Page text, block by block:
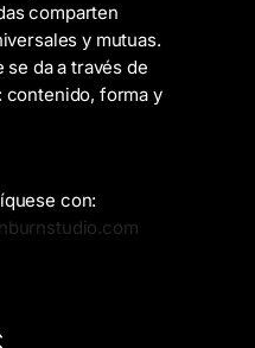
comparten
y mutuas.
da a través de
contenido, forma y
con: